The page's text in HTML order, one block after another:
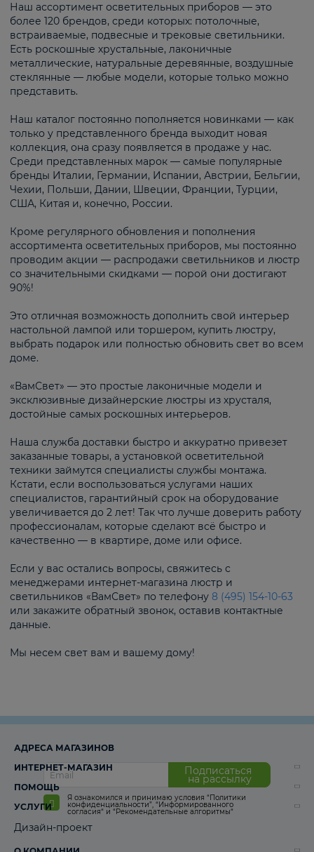
Наш ассортимент осветительных приборов — это
более 120 брендов, среди которых: потолочные,
встраиваемые, подвесные и трековые светильники.
Есть роскошные хрустальные, лаконичные
металлические, натуральные деревянные, воздушные
стеклянные — любые модели, которые только можно
представить.
Наш каталог постоянно пополняется новинками — как
только у представленного бренда выходит новая
коллекция, она сразу появляется в продаже у нас.
Среди представленных марок — самые популярные
бренды Италии, Германии, Испании, Австрии, Бельгии,
Чехии, Польши, Дании, Швеции, Франции, Турции,
США, Китая и, конечно, России.
Кроме регулярного обновления и пополнения
ассортимента осветительных приборов, мы постоянно
проводим акции — распродажи светильников и люстр
со значительными скидками — порой они достигают
90%!
Это отличная возможность дополнить свой интерьер
настольной лампой или торшером, купить люстру,
выбрать подарок или полностью обновить свет во всем
доме.
«ВамСвет» — это простые лаконичные модели и
эксклюзивные дизайнерские люстры из хрусталя,
достойные самых роскошных интерьеров.
Наша служба доставки быстро и аккуратно привезет
заказанные товары, а установкой осветительной
техники займутся специалисты службы монтажа.
Кстати, если воспользоваться услугами наших
специалистов, гарантийный срок на оборудование
увеличивается до 2 лет! Так что лучше доверить работу
профессионалам, которые сделают всё быстро и
качественно — в квартире, доме или офисе.
Если у вас остались вопросы, свяжитесь с
менеджерами интернет-магазина люстр и
светильников «ВамСвет» по телефону 8 (495) 154-10-63
или закажите обратный звонок, оставив контактные
данные.
Мы несем свет вам и вашему дому!
Подписаться
на рассылку
Я ознакомился и принимаю условия “Политики
конфиденциальности”, “Информированного
согласия“ и “Рекомендательные алгоритмы“
АДРЕСА МАГАЗИНОВ
ИНТЕРНЕТ-МАГАЗИН
ПОМОЩЬ
УСЛУГИ
Дизайн-проект